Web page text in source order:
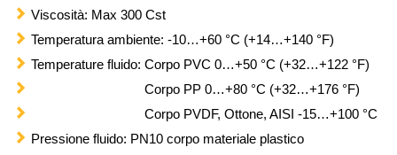
Viscosità: Max 300 Cst
Temperatura ambiente: -10…+60 °C (+14…+140 °F)
Temperature fluido: Corpo PVC 0…+50 °C (+32…+122 °F)
Corpo PP 0…+80 °C (+32…+176 °F)
Corpo PVDF, Ottone, AISI -15…+100 °C
Pressione fluido: PN10 corpo materiale plastico